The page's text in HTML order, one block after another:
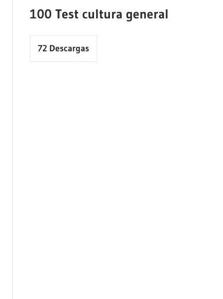
100 Test cultura general
72Descargas